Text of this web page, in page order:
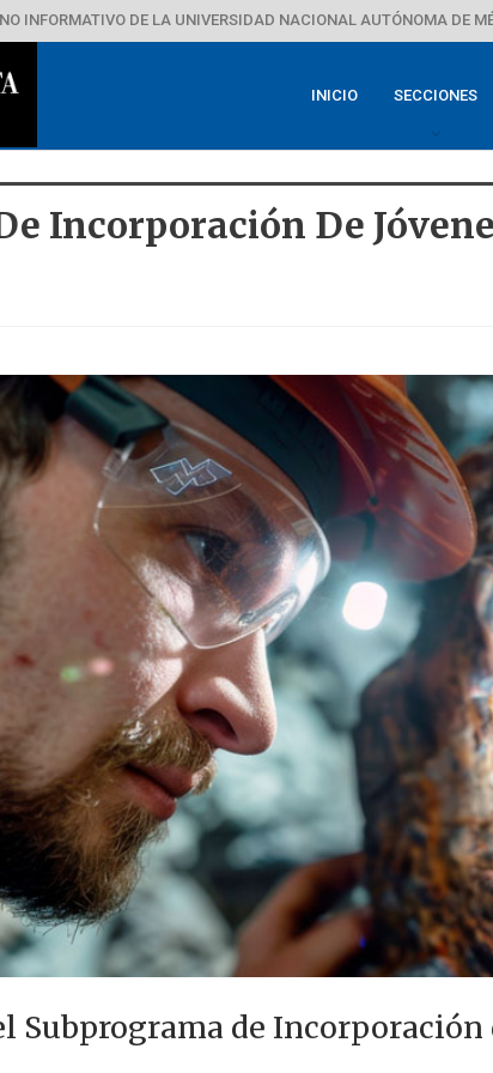
INFORMATIVO DE LA UNIVERSIDAD NACIONAL AUTÓNOMA DE
INICIO SECCIONES
Incorporación De
Subprograma de Incorporación